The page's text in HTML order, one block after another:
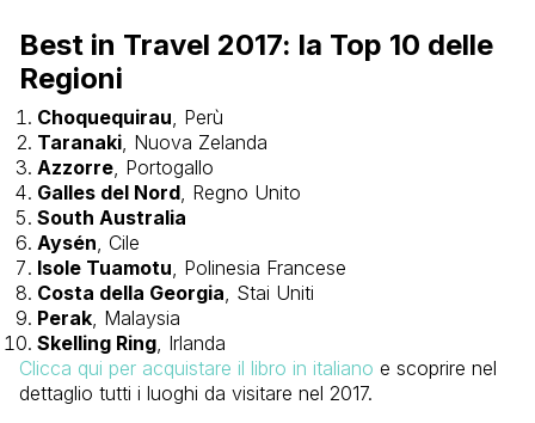
Best in Travel 2017: la Top 10 delle
Regioni
Choquequirau , Perù
Taranaki , Nuova Zelanda
Azzorre , Portogallo
Galles del Nord , Regno Unito
South Australia
Aysén , Cile
Isole Tuamotu , Polinesia Francese
Costa della Georgia , Stai Uniti
Perak , Malaysia
Skelling Ring , Irlanda
Clicca qui per acquistare il libro in italiano e scoprire nel
dettaglio tutti i luoghi da visitare nel 2017.